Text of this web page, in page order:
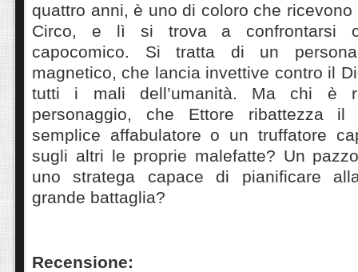
quattro anni, è uno di coloro che ricevono
Circo, e lì si trova a confrontarsi
capocomico. Si tratta di un
magnetico, che lancia invettive contro il
tutti i mali dell’umanità. Ma chi è
personaggio, che Ettore ribattezza il
semplice affabulatore o un truffatore
sugli altri le proprie malefatte? Un
uno stratega capace di pianificare
grande battaglia?
Recensione: